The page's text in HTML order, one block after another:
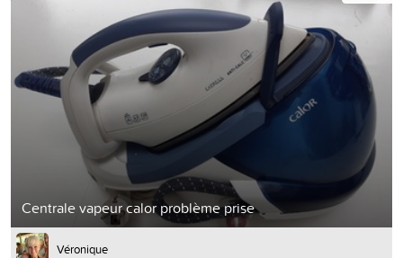
Centrale vapeur calor problème prise
Véronique